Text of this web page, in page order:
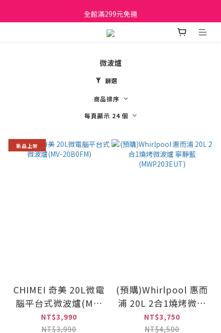
日立家電、國際牌 原廠管制價格 私訊優惠價
全館滿299元免運
日立家電、國際牌 原廠管制價格 私訊優惠價
微波爐
篩選
商品排序
每頁顯示 24 個
新品上架
CHIMEI 奇美 20L微電
腦平台式微波爐(MV-
20B0FM)
NT$3,990
NT$3,990
(預購)Whirlpool 惠而
浦 20L 2合1燒烤微波
爐 寧靜藍
(MWP203EUT)
NT$3,750
NT$4,500